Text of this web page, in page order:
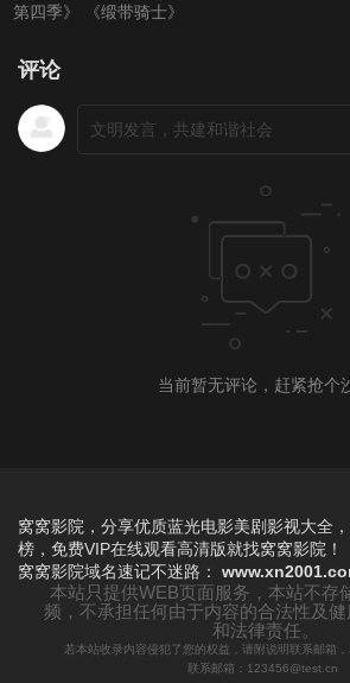
第四季》
《缎带骑士》
评论
当前暂无评论，赶紧抢个
窝窝影院，分享优质蓝光电影美剧影视大全
榜，免费VIP在线观看高清版就找窝窝影院！
窝窝影院域名速记不迷路：
本站只提供WEB页面服务，本站不存
频，不承担任何由于内容的合法性及
和法律责任。
若本站收录内容侵犯了您的权益，请附说明联系邮箱，
联系邮箱：123456@test.cn